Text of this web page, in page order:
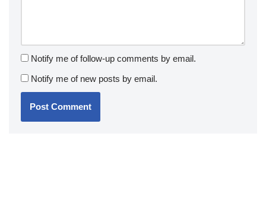
Notify me of follow-up comments by email.
Notify me of new posts by email.